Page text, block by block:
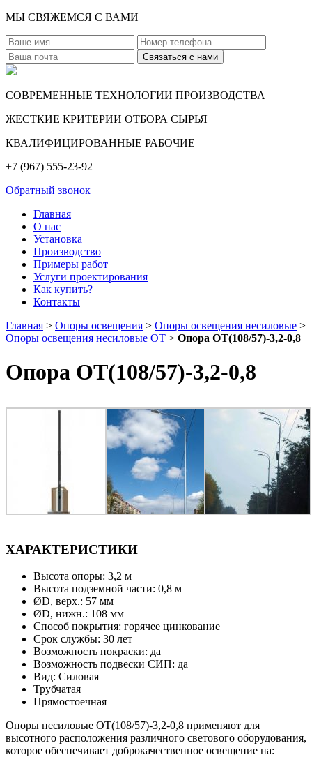
МЫ СВЯЖЕМСЯ С ВАМИ
СОВРЕМЕННЫЕ ТЕХНОЛОГИИ ПРОИЗВОДСТВА
ЖЕСТКИЕ КРИТЕРИИ ОТБОРА СЫРЬЯ
КВАЛИФИЦИРОВАННЫЕ РАБОЧИЕ
+7 (967) 555-23-92
Обратный звонок
Главная
О нас
Установка
Производство
Примеры работ
Услуги проектирования
Как купить?
Контакты
Главная > Опоры освещения > Опоры освещения несиловые >
Опоры освещения несиловые ОТ > Опора ОТ(108/57)-3,2-0,8
Опора ОТ(108/57)-3,2-0,8
ХАРАКТЕРИСТИКИ
Высота опоры: 3,2 м
Высота подземной части: 0,8 м
ØD, верх.: 57 мм
ØD, нижн.: 108 мм
Способ покрытия: горячее цинкование
Срок службы: 30 лет
Возможность покраски: да
Возможность подвески СИП: да
Вид: Силовая
Трубчатая
Прямостоечная
Опоры несиловые ОТ(108/57)-3,2-0,8 применяют для
высотного расположения различного светового оборудования,
которое обеспечивает доброкачественное освещение на: